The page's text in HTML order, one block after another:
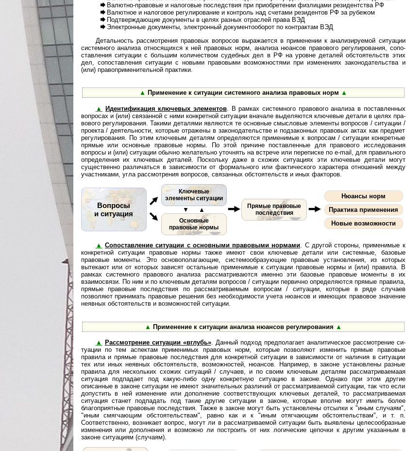
Валютно-правовые и налоговые последствия при приобретении физлицами резидентства РФ
Валютное и налоговое регулирование и контроль над счетами резидентов РФ за рубежом
Подтверждающие документы в целях разных отраслей права ВЭД
Электронные документы, электронный документооборот по контрактам ВЭД
Детальность рассмотрения правовых вопросов выражается в применении к анализируемой ситуации
сис­тем­но­го анализа относящихся к ней правовых норм, анализа нюансов правового регулирования, со­по­
став­ле­ния ситуации с большим количеством судебных дел в РФ на уровне деталей обстоятельств этих
дел, со­по­став­ле­ния ситуации с новыми правовыми возможностями при изменениях законодательства и
(или) пра­во­при­ме­ни­тель­ной практики.
▲ Применение к ситуации системного анализа правовых норм ▲
▲ Идентификация ключевых элементов. В рамках системного пра­во­во­го ана­ли­за в поставленных
во­п­ро­сах и (или) связанной с ними конкретной ситуации вначале выделяются ключевые детали в целях пра­
во­во­го регулирования. Такими деталями являются те основные смысловые элементы вопросов / ситуации /
проекта / деятельности, которые отражены в законодательстве и подзаконных правовых актах как предмет
регулирования. По этим ключевым деталям определяются при­ме­ни­мые к вопросам / ситуации конкретные
прямые или основные правовые нормы. По этой причине поставленные для правового исследования
вопросы и (или) ситуации обычно желательно уточнять на встрече или переписке по e-mail, для правильного
определения их ключевых деталей. Поскольку даже в схожих ситуациях эти ключевые детали могут
существенно различаться в зависимости от формального или фактического характера отношений между
участниками, угла рассмотрения вопросов, связанных обстоятельств и иных факторов.
Вопросы
и ситуация
Ключевые
элементы ситуации
▼ ▲
Основные
правовые нормы
Прямые правовые
последствия
Нюансы норм
Практика применения
Новые возможности
▲ Сопоставление ситуации с основными правовыми нормами . С другой стороны, применимые к
кон­к­рет­ной си­ту­а­ции правовые нормы также имеют свои ключевые детали или системные, базовые
правовые моменты. Это основополагающие, системообразующие правовые установления, из которых
вытекают или от которых зависят остальные применимые к ситуации правовые нормы и (или) правила. В
рамках системного правового анализа рассматриваются именно эти базовые правовые моменты в их
взаимосвязи. По ним и по ключевым деталям вопросов / ситуации первично определяются прямые правила,
прямые правовые по­след­с­т­вия по рассматриваемым вопросам / ситуации, которые в ряде случаев
позволяют принимать правовые решения без необходимости учета нюансов и имеющих правовое значение
неявных обстоятельств и воз­мож­нос­тей ситуации.
▲ Применение к ситуации анализа нюансов регулирования ▲
▲ Рассмотрение ситуации «вглубь». Данный подход предполагает ана­ли­ти­чес­кое рассмотрение си­
ту­а­ции по тем аспектам применимых правовых норм, которые позволяют изменить прямые правовые
правила и прямые правовые последствия для конкретной ситуации в зависимости от наличия в ситуации
тех или иных неявных обстоятельств, возможностей, нюансов. Например, в законе установлены разные
правила для нескольких схожих ситуаций / случаев, и по своим ключевым деталям рассматриваемаая
ситуация подпадает под какую-либо одну конкретную ситуацию в законе. Однако при этом другие
описанные в законе ситуации не имеют значительных различий от рассматриваемой ситуации, так что если
допустить в ней изменение или дополнение соответствующих ключевых деталей, то рассматриваемая
ситуация станет подпадать под такие другие ситуации в законе, которые вполне могут иметь более
благоприятные правовые последствия. Также в законе могут быть установлены отсылки к "иным случаям",
"иным смягчающим обстоятельствам", равно как и к "иным отягчающим обстоятельствам", и т. п.
Соответственно, возникает вопрос, могут ли в рас­смат­ри­ва­е­мой ситуации быть выявлены целесообразные
изменения или дополнения и возможно ли построить от них логические цепочки к другим указанным в
законе ситуациям (случаям).